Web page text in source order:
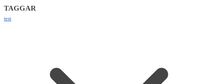
TAGGAR
test